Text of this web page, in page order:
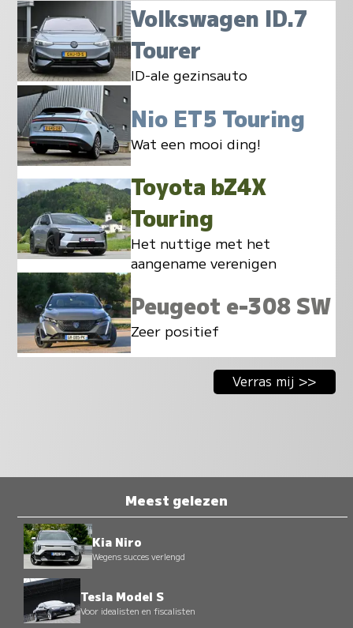
Volkswagen ID.7
Tourer
ID-ale gezinsauto
Nio ET5 Touring
Wat een mooi ding!
Toyota bZ4X
Touring
Het nuttige met het
aangename verenigen
Peugeot e-308 SW
Zeer positief
Verras mij >>
Meest gelezen
Kia Niro
Wegens succes verlengd
Tesla Model S
Voor idealisten en fiscalisten